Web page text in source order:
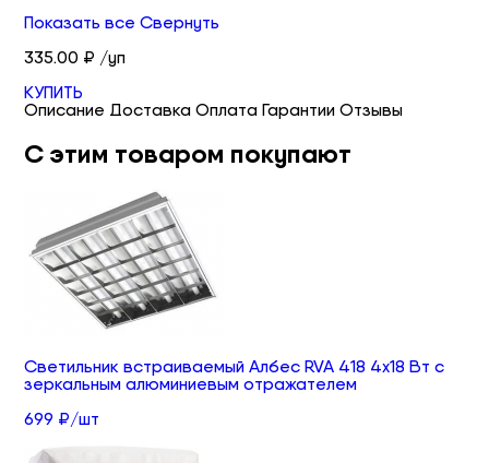
Показать все Свернуть
335.00 ₽ /уп
КУПИТЬ
Описание Доставка Оплата Гарантии Отзывы
С этим товаром покупают
Светильник встраиваемый Албес RVA 418 4х18 Вт с
зеркальным алюминиевым отражателем
699 ₽/шт